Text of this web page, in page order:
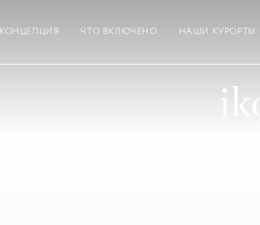
КОНЦЕПЦИЯ ЧТО ВКЛЮЧЕНО НАШИ КУРОРТЫ